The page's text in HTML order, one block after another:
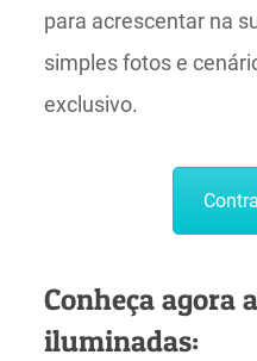
para acrescentar na
simples fotos e
exclusivo.
Conheça agora
iluminadas: